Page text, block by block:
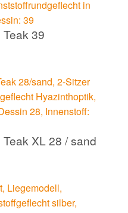
39
XL 28 / sand